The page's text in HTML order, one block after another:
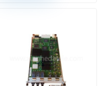
أعلى مستويات الجودة. ويتم